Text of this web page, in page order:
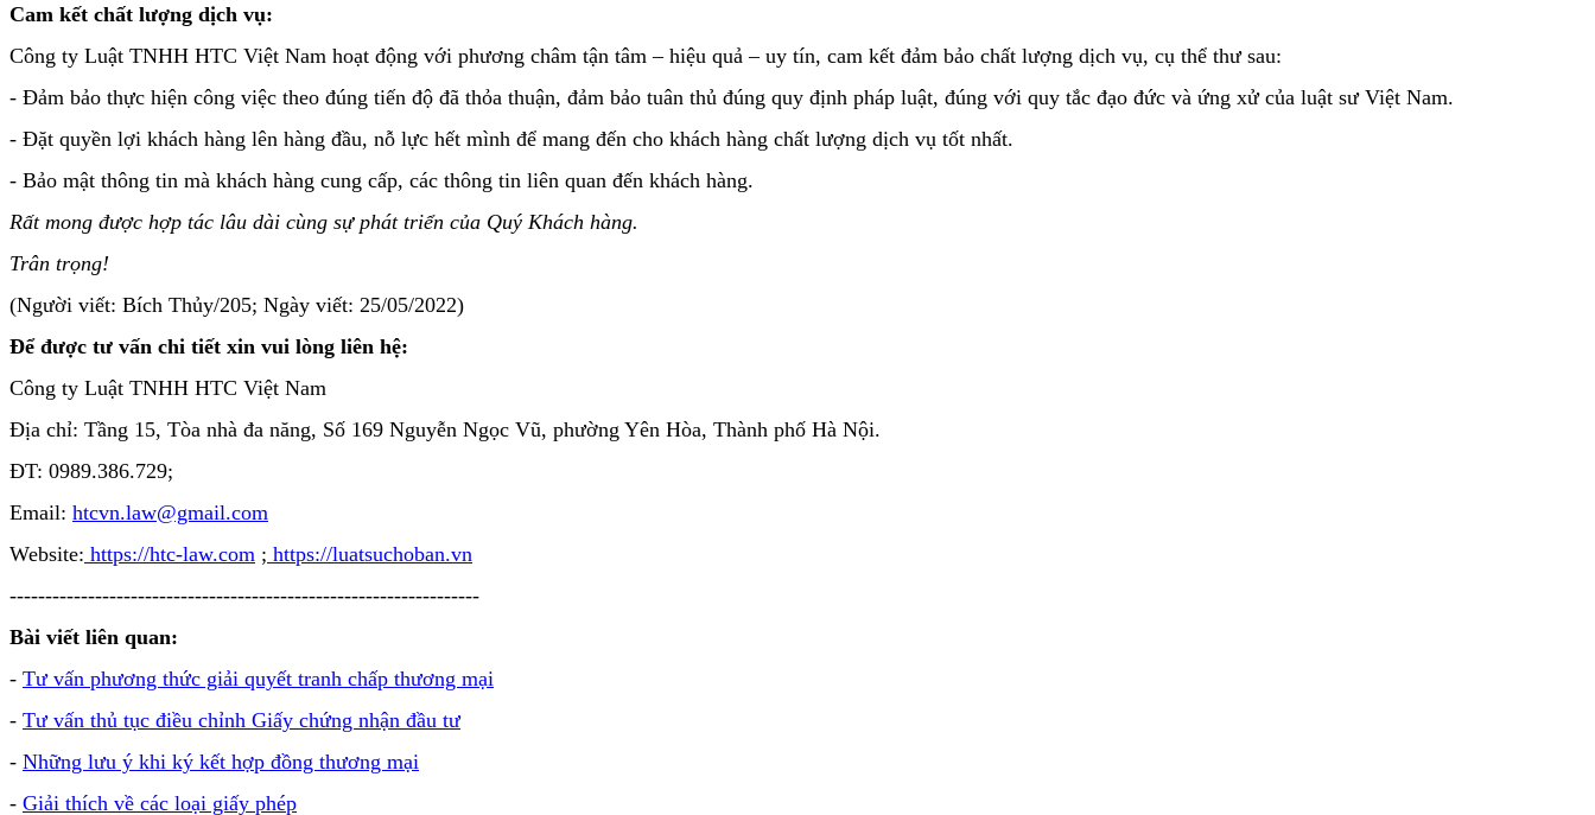
Cam kết chất lượng dịch vụ:
Công ty Luật TNHH HTC Việt Nam hoạt động với phương châm tận tâm – hiệu quả – uy tín, cam kết đảm bảo chất lượng dịch vụ, cụ thể thư sau:
- Đảm bảo thực hiện công việc theo đúng tiến độ đã thỏa thuận, đảm bảo tuân thủ đúng quy định pháp luật, đúng với quy tắc đạo đức và ứng xử của luật sư Việt Nam.
- Đặt quyền lợi khách hàng lên hàng đầu, nỗ lực hết mình để mang đến cho khách hàng chất lượng dịch vụ tốt nhất.
- Bảo mật thông tin mà khách hàng cung cấp, các thông tin liên quan đến khách hàng.
Rất mong được hợp tác lâu dài cùng sự phát triển của Quý Khách hàng.
Trân trọng!
(Người viết: Bích Thủy/205; Ngày viết: 25/05/2022)
Để được tư vấn chi tiết xin vui lòng liên hệ:
Công ty Luật TNHH HTC Việt Nam
Địa chỉ: Tầng 15, Tòa nhà đa năng, Số 169 Nguyễn Ngọc Vũ, phường Yên Hòa, Thành phố Hà Nội.
ĐT: 0989.386.729;
Email: htcvn.law@gmail.com
Website: https://htc-law.com ; https://luatsuchoban.vn
------------------------------------------------------------------
Bài viết liên quan:
- Tư vấn phương thức giải quyết tranh chấp thương mại
- Tư vấn thủ tục điều chỉnh Giấy chứng nhận đầu tư
- Những lưu ý khi ký kết hợp đồng thương mại
- Giải thích về các loại giấy phép